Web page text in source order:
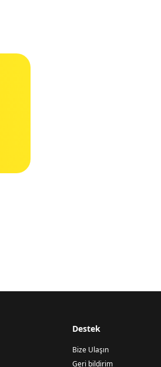
Destek
Bize Ulaşın
Geri bildirim